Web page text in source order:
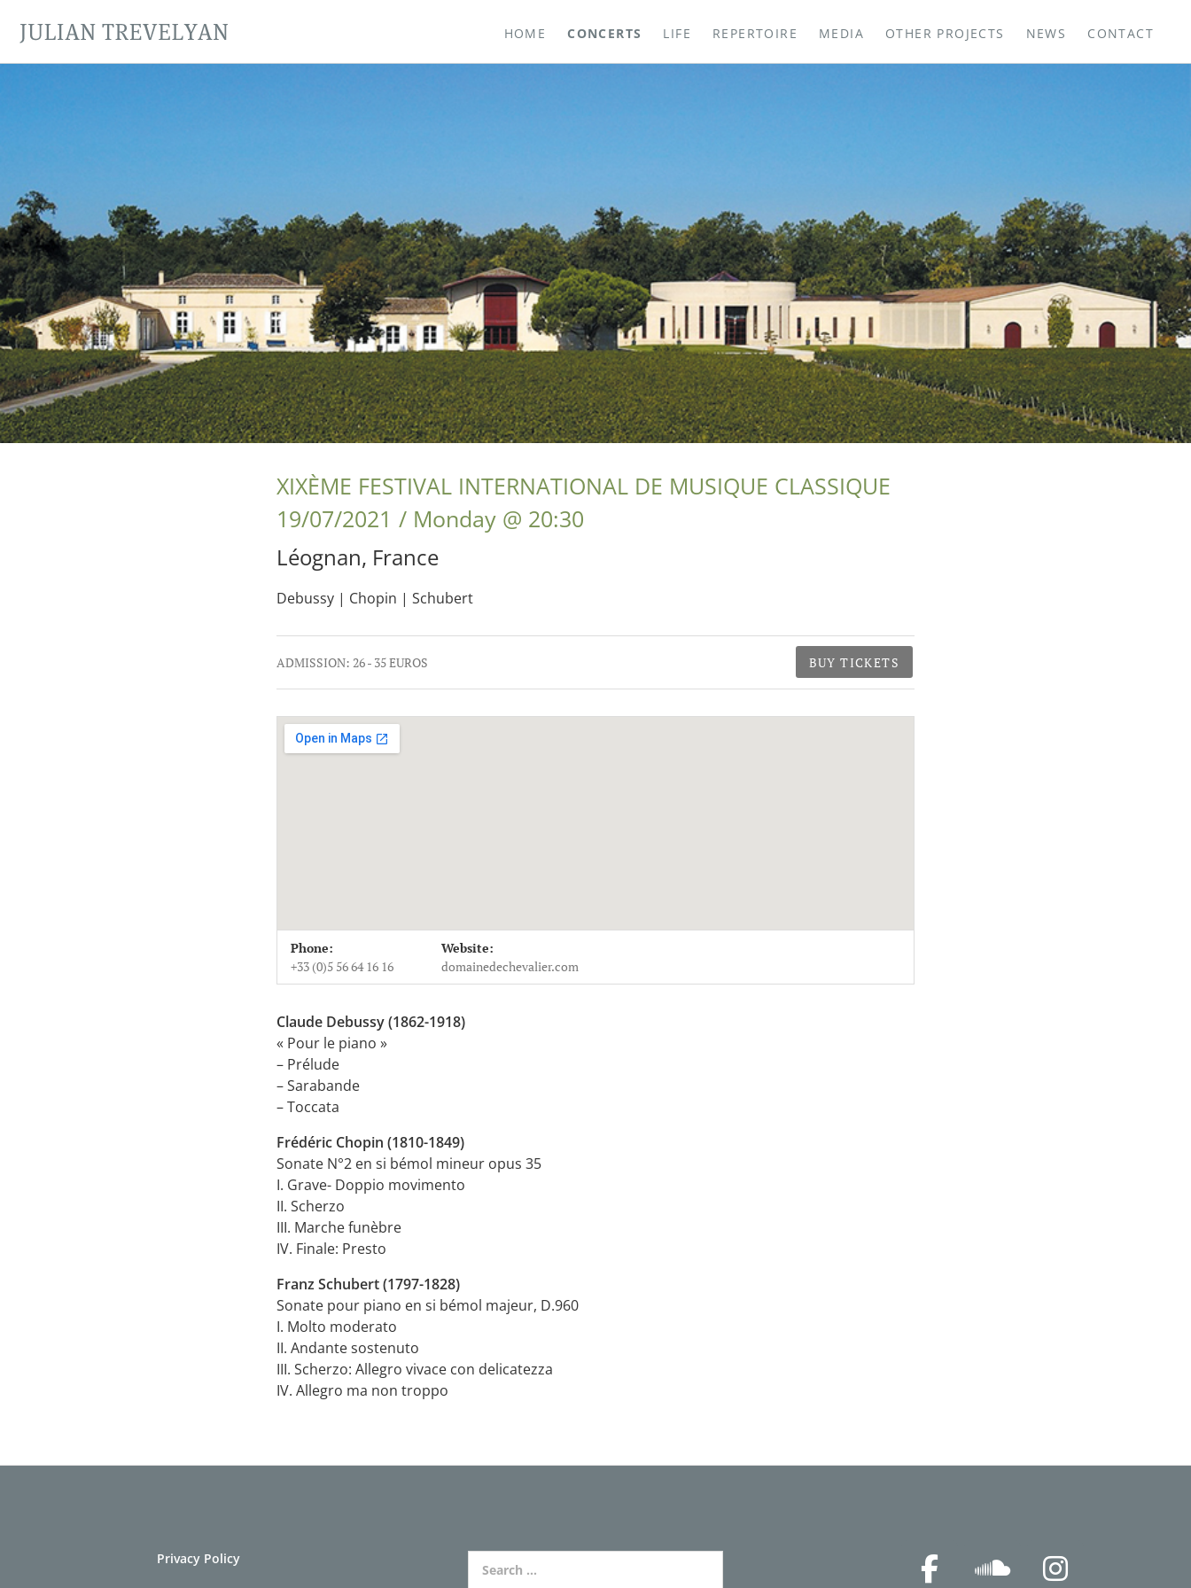
JULIAN TREVELYAN HOME CONCERTS LIFE REPERTOIRE MEDIA OTHER PROJECTS NEWS CONTACT
XIXÈME FESTIVAL INTERNATIONAL DE MUSIQUE CLASSIQUE
19/07/2021
Monday @ 20:30
Léognan, France
Debussy | Chopin | Schubert
Gig Details
ADMISSION: 26 - 35 EUROS BUY TICKETS
Venue Details
Address
Domaine de Chevalier
102 Chemin de Mignoy
33850Léognan
+33 (0)5 56 64 16 16
Phone:
+33 (0)5 56 64 16 16
Website:
domainedechevalier.com
Claude Debussy (1862-1918)
« Pour le piano »
– Prélude
– Sarabande
– Toccata
Frédéric Chopin (1810-1849)
Sonate N°2 en si bémol mineur opus 35
I. Grave- Doppio movimento
II. Scherzo
III. Marche funèbre
IV. Finale: Presto
Franz Schubert (1797-1828)
Sonate pour piano en si bémol majeur, D.960
I. Molto moderato
II. Andante sostenuto
III. Scherzo: Allegro vivace con delicatezza
IV. Allegro ma non troppo
Privacy Policy Search for: